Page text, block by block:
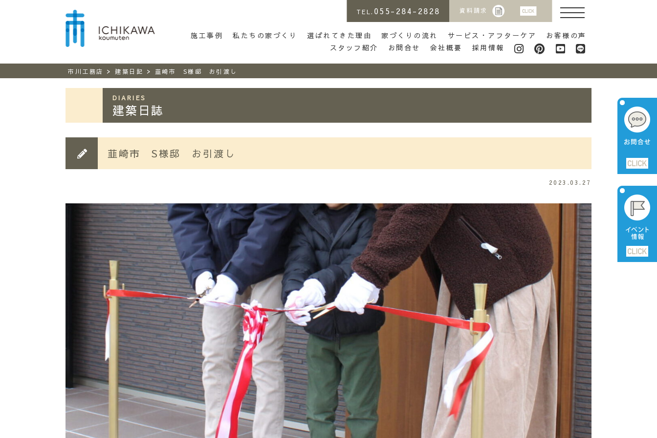
市川工務店 | らしさがある家づくり
TEL. 055-284-2828 資料請求
施工事例 私たちの家づくり 選ばれてきた理由 家づくりの流れ サービス・アフターケア
お客様の声
スタッフ紹介
お問合せ 会社概要 採用情報
市川工務店 >建築日記 > 韮崎市 S様邸 お引渡し
DIARIES
建築日誌
韮崎市 S様邸 お引渡し
2023.03.27